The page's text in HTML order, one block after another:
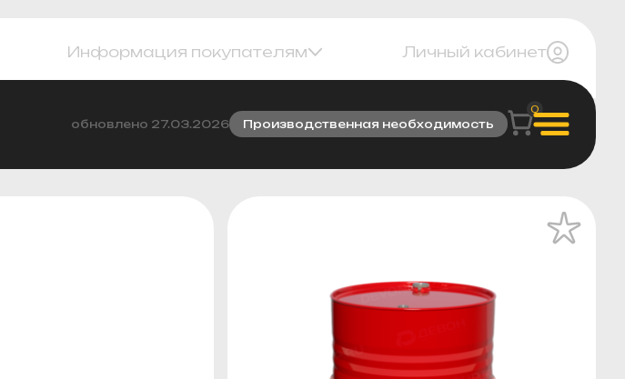
Информация покупателям Личный кабинет
обновлено 27.03.2026 Производственная необходимость
0